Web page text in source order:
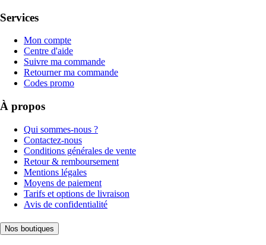
Services
Mon compte
Centre d'aide
Suivre ma commande
Retourner ma commande
Codes promo
À propos
Qui sommes-nous ?
Contactez-nous
Conditions générales de vente
Retour & remboursement
Mentions légales
Moyens de paiement
Tarifs et options de livraison
Avis de confidentialité
Nos boutiques